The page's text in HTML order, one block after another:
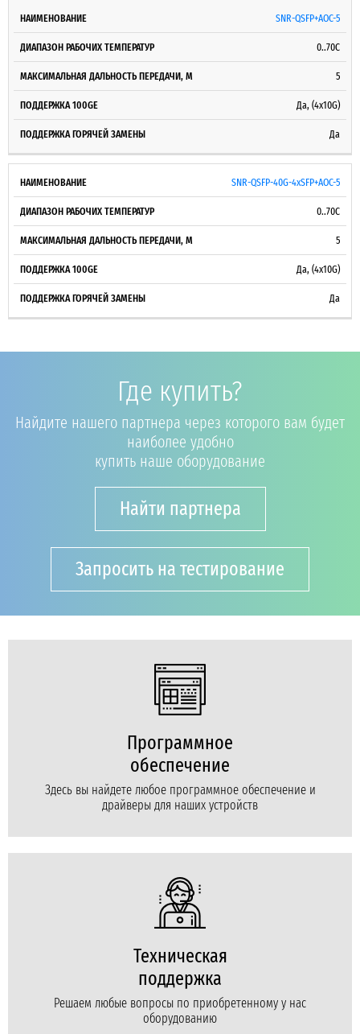
SNR-QSFP+AOC-5
0..70С
5
Да, (4x10G)
Да
SNR-QSFP-40G-4xSFP+AOC-5
0..70С
5
Да, (4x10G)
Да
Где купить?
Найдите нашего партнера через которого вам будет
наиболее удобно
купить наше оборудование
Найти партнера
Запросить на тестирование
Программное
обеспечение
Здесь вы найдете любое программное обеспечение и
драйверы для наших устройств
Техническая
поддержка
Решаем любые вопросы по приобретенному у нас
оборудованию